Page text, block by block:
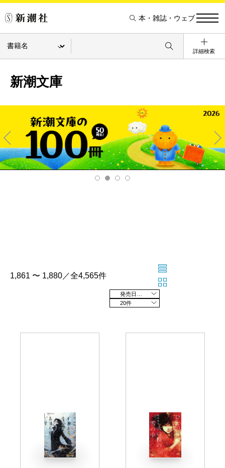
本・雑誌・ウェブ
詳細検索
新潮文庫
Pre
v
Ne
xt
1,861 〜 1,880／全4,565件
20件